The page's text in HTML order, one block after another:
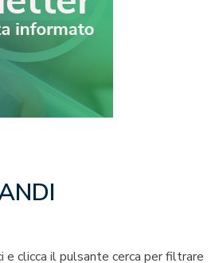
e clicca il pulsante cerca per filtrare